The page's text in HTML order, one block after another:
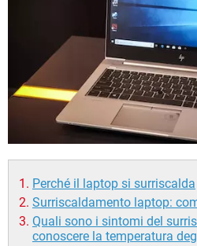
Perché il laptop si surriscalda
Surriscaldamento laptop:
Quali sono i sintomi del
conoscere la temperatura